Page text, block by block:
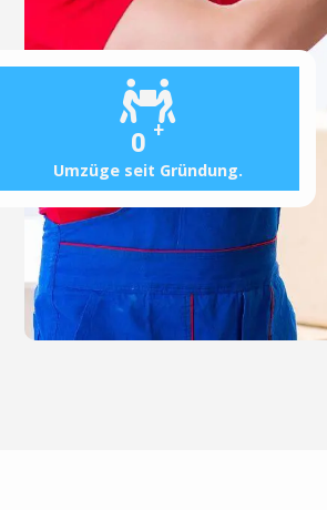
0 +
Umzüge seit Gründung.